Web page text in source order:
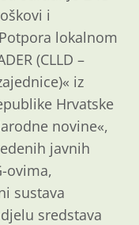
i
lokalnom
(CLLD –
iz
Hrvatske
novine«,
javnih
ovima,
sustava
sredstava